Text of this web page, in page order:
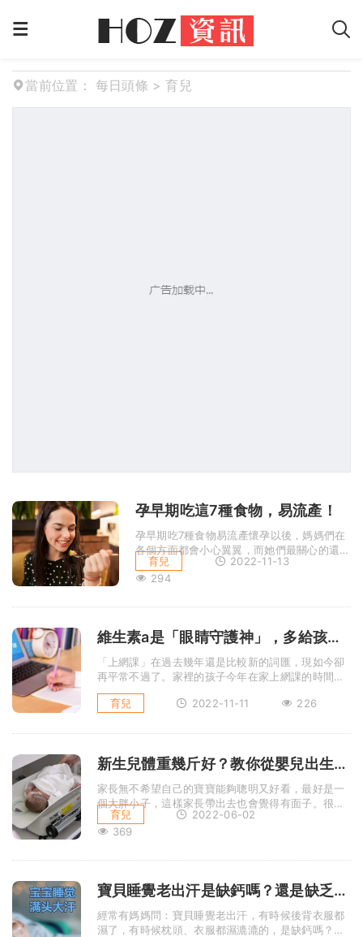
當前位置： 每日頭條 > 育兒
孕早期吃這7種食物，易流產！
孕早期吃7種食物易流產懷孕以後，媽媽們在
各個方面都會小心翼翼，而她們最關心的還是
飲食方面。今天為大家整理了一些在懷孕 ...
育兒
2022-11-13
294
維生素a是「眼睛守護神」，多給孩子吃這5樣食物，幫助保護視力
「上網課」在過去幾年還是比較新的詞匯，現如今卻
再平常不過了。家裡的孩子今年在家上網課的時間要
遠多於在學校的時間，每天 ...
育兒
2022-11-11 226
新生兒體重幾斤好？教你從嬰兒出生體重看智商
家長無不希望自己的寶寶能夠聰明又好看，最好是一
個大胖小子，這樣家長帶出去也會覺得有面子。很多
家長也都覺得，新生兒體重 ...
育兒
2022-06-02
369
寶貝睡覺老出汗是缺鈣嗎？還是缺乏微量元素？
經常有媽媽問：寶貝睡覺老出汗，有時候後背衣服都
濕了，有時候枕頭、衣服都濕漉漉的，是缺鈣嗎？还